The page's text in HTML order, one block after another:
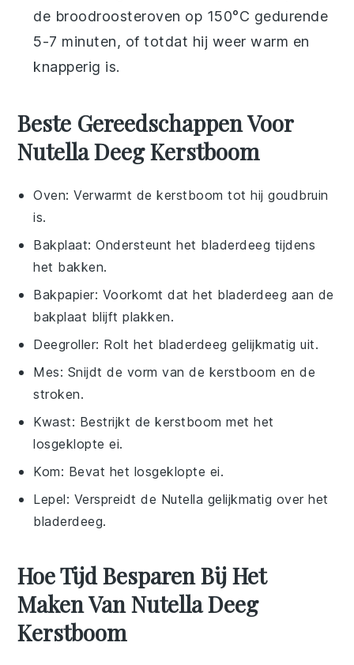
de broodroosteroven op 150°C gedurende
5-7 minuten, of totdat hij weer warm en
knapperig is.
Beste Gereedschappen Voor
Nutella Deeg Kerstboom
Oven: Verwarmt de kerstboom tot hij goudbruin
is.
Bakplaat: Ondersteunt het bladerdeeg tijdens
het bakken.
Bakpapier: Voorkomt dat het bladerdeeg aan de
bakplaat blijft plakken.
Deegroller: Rolt het bladerdeeg gelijkmatig uit.
Mes: Snijdt de vorm van de kerstboom en de
stroken.
Kwast: Bestrijkt de kerstboom met het
losgeklopte ei.
Kom: Bevat het losgeklopte ei.
Lepel: Verspreidt de Nutella gelijkmatig over het
bladerdeeg.
Hoe Tijd Besparen Bij Het
Maken Van Nutella Deeg
Kerstboom